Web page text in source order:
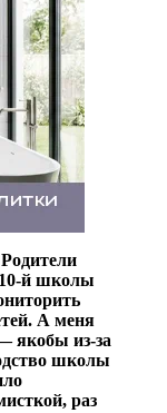
10-й школы
А меня
якобы из-за
школы
раз